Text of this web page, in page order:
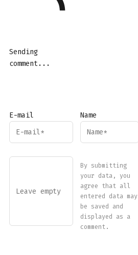
Sending
comment...
E-mail Name
By submitting
your data, you
agree that all
entered data may
be saved and
displayed as a
comment.